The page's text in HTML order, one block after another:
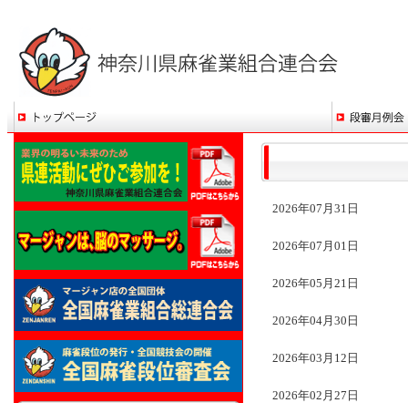
2026年07月31日
2026年07月01日
2026年05月21日
2026年04月30日
2026年03月12日
2026年02月27日